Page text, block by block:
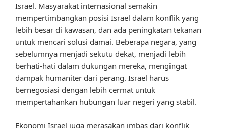
Israel. Masyarakat internasional semakin
mempertimbangkan posisi Israel dalam konflik yang
lebih besar di kawasan, dan ada peningkatan tekanan
untuk mencari solusi damai. Beberapa negara, yang
sebelumnya menjadi sekutu dekat, menjadi lebih
berhati-hati dalam dukungan mereka, mengingat
dampak humaniter dari perang. Israel harus
bernegosiasi dengan lebih cermat untuk
mempertahankan hubungan luar negeri yang stabil.
Ekonomi Israel juga merasakan imbas dari konflik